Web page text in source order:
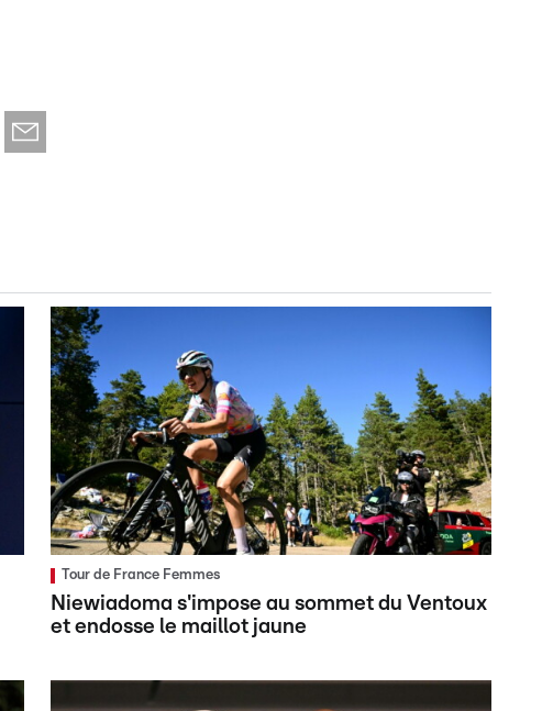
Tour de France Femmes
Niewiadoma s'impose au sommet du Ventoux
et endosse le maillot jaune